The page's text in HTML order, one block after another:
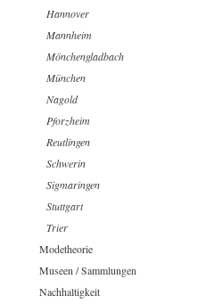
Hannover
Mannheim
Mönchengladbach
München
Nagold
Pforzheim
Reutlingen
Schwerin
Sigmaringen
Stuttgart
Trier
Modetheorie
Museen / Sammlungen
Nachhaltigkeit